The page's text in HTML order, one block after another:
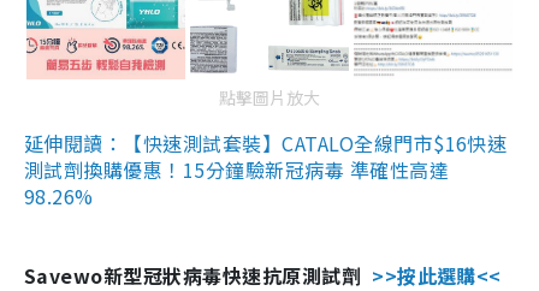
點擊圖片放大
延伸閱讀：【快速測試套裝】CATALO全線門市$16快速
測試劑換購優惠！15分鐘驗新冠病毒 準確性高達
98.26%
Savewo新型冠狀病毒快速抗原測試劑 >>按此選購<<